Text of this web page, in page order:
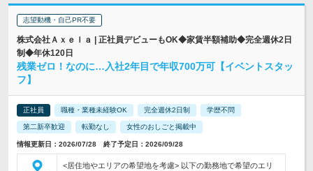
志望動機・自己PR不要
株式会社Ａｘｅｌａ | 正社員デビューもOK◆家賃半額補助◆完全週休2日
制◆年休120日
残業ゼロ！なのに…入社2年目で年収700万可【イベントスタッ
フ】
正社員 職種・業種未経験OK 完全週休2日制 学歴不問
第二新卒歓迎 転勤なし 女性のおしごと掲載中
情報更新日：2026/07/28 終了予定日：2026/09/28
<居住地やエリアの希望地を考慮> 以下の勤務地で希望のエリ